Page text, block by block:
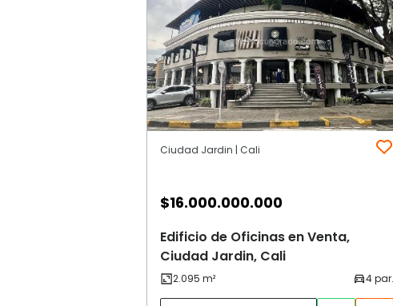
Ciudad Jardin | Cali
$16.000.000.000
Edificio de Oficinas en Venta,
Ciudad Jardin, Cali